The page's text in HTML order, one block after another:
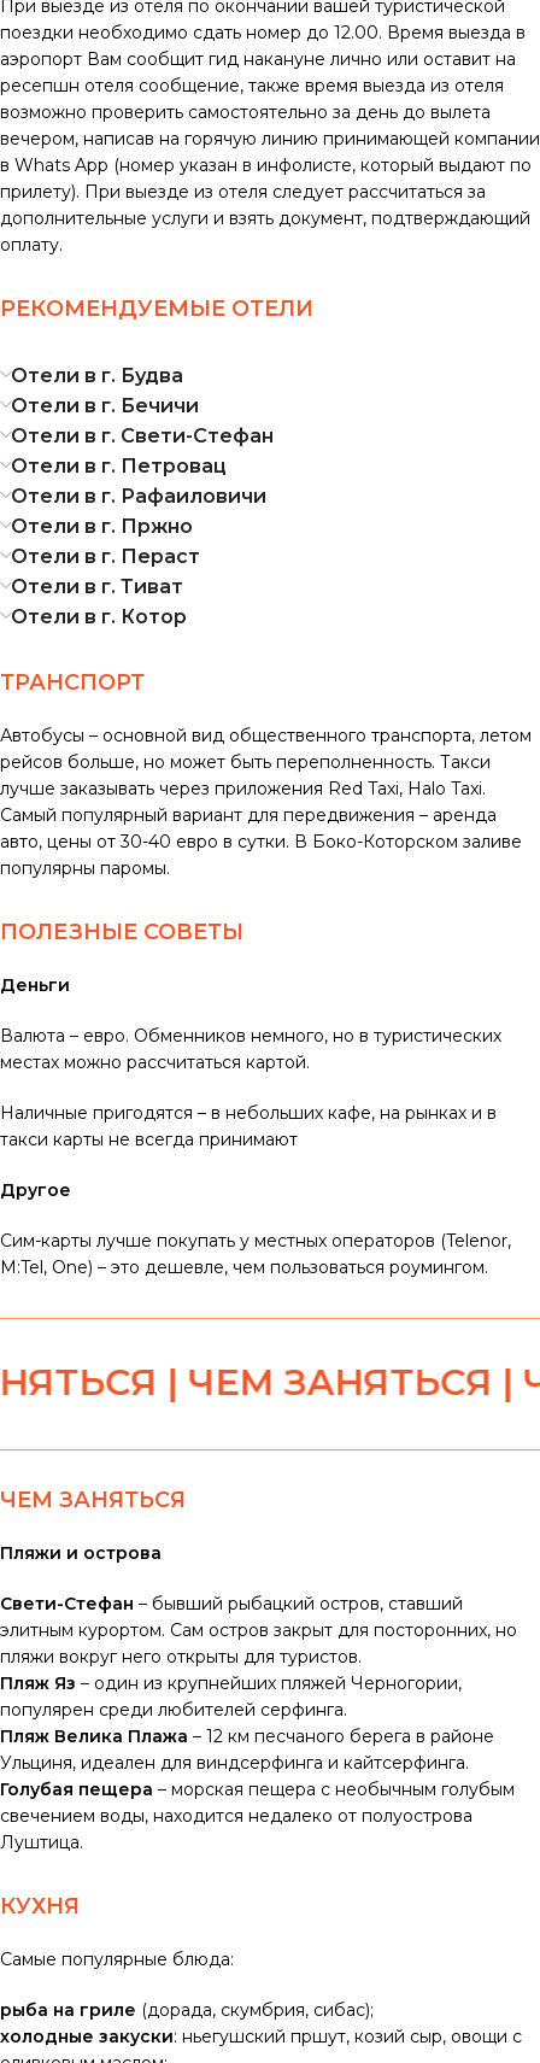
При выезде из отеля по окончании вашей туристической
поездки необходимо сдать номер до 12.00. Время выезда в
аэропорт Вам сообщит гид накануне лично или оставит на
ресепшн отеля сообщение, также время выезда из отеля
возможно проверить самостоятельно за день до вылета
вечером, написав на горячую линию принимающей компании
в Whats App (номер указан в инфолисте, который выдают по
прилету). При выезде из отеля следует рассчитаться за
дополнительные услуги и взять документ, подтверждающий
оплату.
РЕКОМЕНДУЕМЫЕ ОТЕЛИ
Отели в г. Будва
Отели в г. Бечичи
Отели в г. Свети-Стефан
Отели в г. Петровац
Отели в г. Рафаиловичи
Отели в г. Пржно
Отели в г. Пераст
Отели в г. Тиват
Отели в г. Котор
ТРАНСПОРТ
Автобусы – основной вид общественного транспорта, летом
рейсов больше, но может быть переполненность. Такси
лучше заказывать через приложения Red Taxi, Halo Taxi.
Самый популярный вариант для передвижения – аренда
авто, цены от 30-40 евро в сутки. В Боко-Которском заливе
популярны паромы.
ПОЛЕЗНЫЕ СОВЕТЫ
Деньги
Валюта – евро. Обменников немного, но в туристических
местах можно рассчитаться картой.
Наличные пригодятся – в небольших кафе, на рынках и в
такси карты не всегда принимают
Другое
Сим-карты лучше покупать у местных операторов (Telenor,
M:Tel, One) – это дешевле, чем пользоваться роумингом.
| ЧЕМ ЗАНЯТЬСЯ |
ЧЕМ ЗАНЯТЬСЯ
Пляжи и острова
Свети-Стефан – бывший рыбацкий остров, ставший
элитным курортом. Сам остров закрыт для посторонних, но
пляжи вокруг него открыты для туристов.
Пляж Яз – один из крупнейших пляжей Черногории,
популярен среди любителей серфинга.
Пляж Велика Плажа – 12 км песчаного берега в районе
Ульциня, идеален для виндсерфинга и кайтсерфинга.
Голубая пещера – морская пещера с необычным голубым
свечением воды, находится недалеко от полуострова
Луштица.
КУХНЯ
Самые популярные блюда:
рыба на гриле (дорада, скумбрия, сибас);
холодные закуски: ньегушский пршут, козий сыр, овощи с